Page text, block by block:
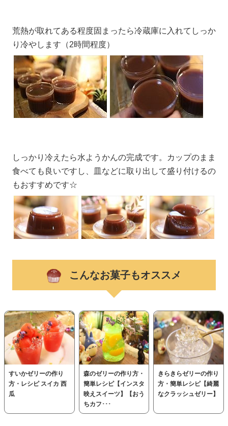
荒熱が取れてある程度固まったら冷蔵庫に入れてしっか
り冷やします（2時間程度）
しっかり冷えたら水ようかんの完成です。カップのまま
食べても良いですし、皿などに取り出して盛り付けるの
もおすすめです☆
こんなお菓子もオススメ
すいかゼリーの作り
方・レシピ スイカ 西
瓜
森のゼリーの作り方・
簡単レシピ【インスタ
映えスイーツ】【おう
ちカフ･･･
きらきらゼリーの作り
方・簡単レシピ【綺麗
なクラッシュゼリー】